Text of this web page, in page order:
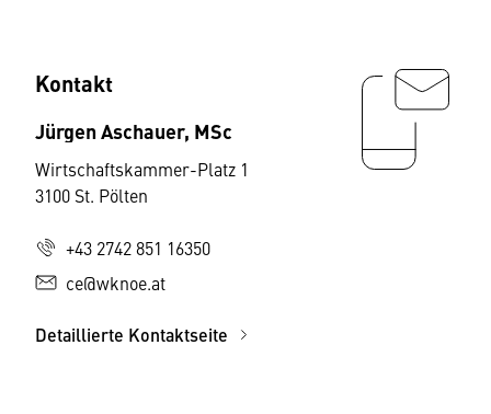
Kontakt
Jürgen Aschauer, MSc
Wirtschaftskammer-Platz 1
3100 St. Pölten
+43 2742 851 16350
ce@wknoe.at
Detaillierte Kontaktseite